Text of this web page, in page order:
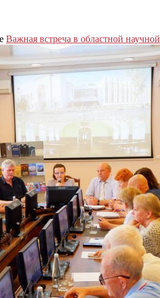
Важная встреча в областной